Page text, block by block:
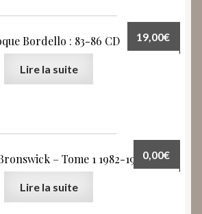
Bordello : 83-86 CD 19,00€
Lire la suite
– Tome 1 1982-19860,00€
Lire la suite